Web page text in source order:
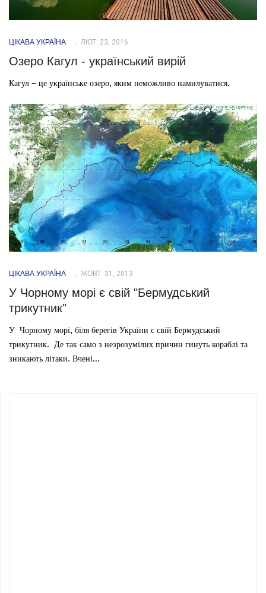
ЦІКАВА УКРАЇНА ЛЮТ. 23, 2016
Озеро Кагул - український вирій
Кагул – це українське озеро, яким неможливо намилуватися.
ЦІКАВА УКРАЇНА ЖОВТ. 31, 2013
У Чорному морі є свій "Бермудський
трикутник"
У Чорному морі, біля берегів України є свій Бермудський
трикутник. Де так само з незрозумілих причин гинуть кораблі та
зникають літаки. Вчені...